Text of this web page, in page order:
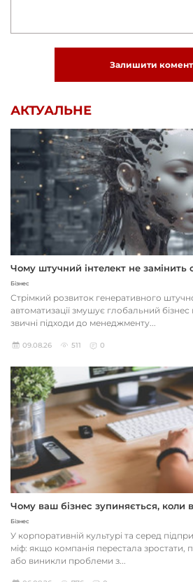
Залишити
АКТУАЛЬНЕ
Чому штучний інтелект не замінить
Бізнес
Стрімкий розвиток генеративного
автоматизації змушує глобальний
звичні підходи до менеджменту...
09.08.26 511 0
Чому ваш бізнес зупиняється,
Бізнес
У корпоративній культурі та серед
міф: якщо компанія перестала зростати,
або виникли проблеми з...